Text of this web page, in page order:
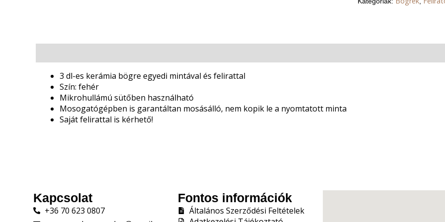
3 dl-es kerámia bögre egyedi mintával és felirattal
Szín: fehér
Mikrohullámú sütőben használható
Mosogatógépben is garantáltan mosásálló, nem kopik le a nyomtatott minta
Saját felirattal is kérhető!
Kapcsolat
+36 70 623 0807
Fontos információk
Általános Szerződési Feltételek